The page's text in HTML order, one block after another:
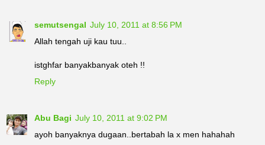
semutsengal July 10, 2011 at 8:56 PM
Allah tengah uji kau tuu..
istghfar banyakbanyak oteh !!
Reply
Abu Bagi July 10, 2011 at 9:02 PM
ayoh banyaknya dugaan..bertabah la x men hahahah